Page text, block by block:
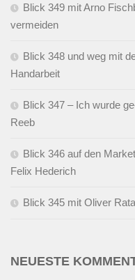
Blick 349 mit Arno
vermeiden
Blick 348 und weg mit
Handarbeit
Blick 347 – Ich wurde
Reeb
Blick 346 auf den
Felix Hederich
Blick 345 mit Oliver
NEUESTE